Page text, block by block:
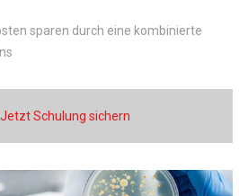
sparen durch eine kombinierte
Schulung sichern